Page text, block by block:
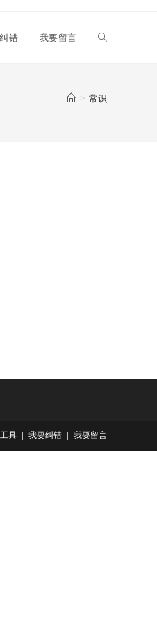
错 我要留言 Toggle
> 常识
具 我要纠错 我要留言